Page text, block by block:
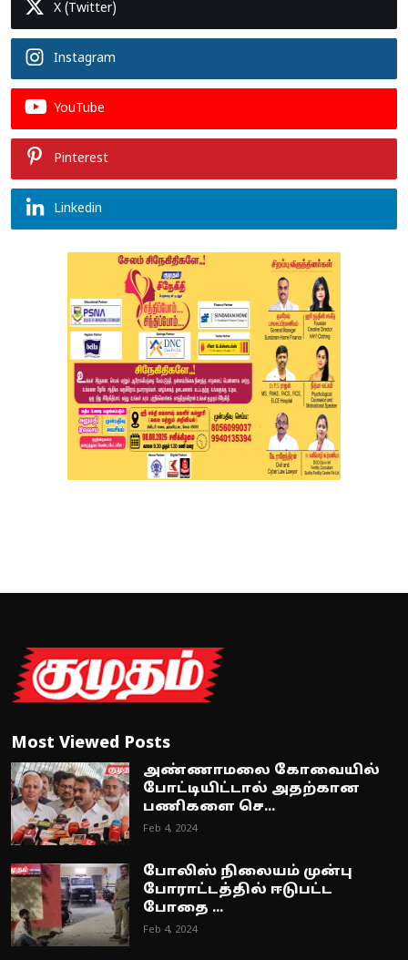
X (Twitter)
Instagram
YouTube
Pinterest
Linkedin
Most Viewed Posts
அண்ணாமலை கோவையில்
போட்டியிட்டால் அதற்கான
பணிகளை செ...
Feb 4, 2024
போலிஸ் நிலையம் முன்பு
போராட்டத்தில் ஈடுபட்ட
போதை ...
Feb 4, 2024